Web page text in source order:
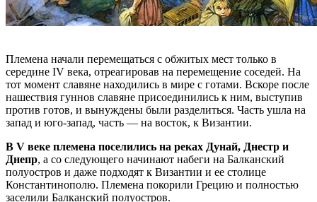
Племена начали перемещаться с обжитых мест только в
середине IV века, отреагировав на перемещение соседей. На
тот момент славяне находились в мире с готами. Вскоре после
нашествия гуннов славяне присоединились к ним, выступив
против готов, и вынуждены были разделиться. Часть ушла на
запад и юго-запад, часть — на восток, к Византии.
В V веке племена поселились на реках Дунай, Днестр и
Днепр, а со следующего начинают набеги на Балканский
полуостров и даже подходят к Византии и ее столице
Константинополю. Племена покорили Грецию и полностью
заселили Балканский полуостров.